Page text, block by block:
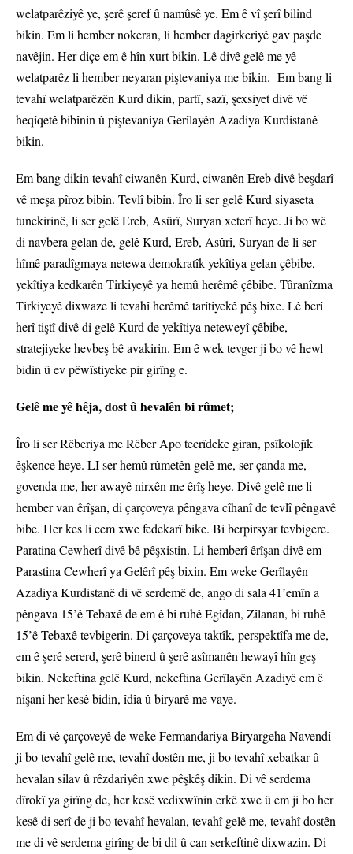
welatparêziyê ye, şerê şeref û namûsê ye. Em ê vî şerî bilind
bikin. Em li hember nokeran, li hember dagirkeriyê gav paşde
navêjin. Her diçe em ê hîn xurt bikin. Lê divê gelê me yê
welatparêz li hember neyaran piştevaniya me bikin. Em bang li
tevahî welatparêzên Kurd dikin, partî, sazî, şexsiyet divê vê
heqîqetê bibînin û piştevaniya Gerîlayên Azadiya Kurdistanê
bikin.
Em bang dikin tevahî ciwanên Kurd, ciwanên Ereb divê beşdarî
vê meşa pîroz bibin. Tevlî bibin. Îro li ser gelê Kurd siyaseta
tunekirinê, li ser gelê Ereb, Asûrî, Suryan xeterî heye. Ji bo wê
di navbera gelan de, gelê Kurd, Ereb, Asûrî, Suryan de li ser
hîmê paradîgmaya netewa demokratîk yekîtiya gelan çêbibe,
yekîtiya kedkarên Tirkiyeyê ya hemû herêmê çêbibe. Tûranîzma
Tirkiyeyê dixwaze li tevahî herêmê tarîtiyekê pêş bixe. Lê berî
herî tiştî divê di gelê Kurd de yekîtiya neteweyî çêbibe,
stratejiyeke hevbeş bê avakirin. Em ê wek tevger ji bo vê hewl
bidin û ev pêwîstiyeke pir girîng e.
Gelê me yê hêja, dost û hevalên bi rûmet;
Îro li ser Rêberiya me Rêber Apo tecrîdeke giran, psîkolojîk
êşkence heye. LI ser hemû rûmetên gelê me, ser çanda me,
govenda me, her awayê nirxên me êrîş heye. Divê gelê me li
hember van êrîşan, di çarçoveya pêngava cîhanî de tevlî pêngavê
bibe. Her kes li cem xwe fedekarî bike. Bi berpirsyar tevbigere.
Paratina Cewherî divê bê pêşxistin. Li hemberî êrîşan divê em
Parastina Cewherî ya Gelêrî pêş bixin. Em weke Gerîlayên
Azadiya Kurdistanê di vê serdemê de, ango di sala 41’emîn a
pêngava 15’ê Tebaxê de em ê bi ruhê Egîdan, Zîlanan, bi ruhê
15’ê Tebaxê tevbigerin. Di çarçoveya taktîk, perspektîfa me de,
em ê şerê sererd, şerê binerd û şerê asîmanên hewayî hîn geş
bikin. Nekeftina gelê Kurd, nekeftina Gerîlayên Azadiyê em ê
nîşanî her kesê bidin, îdîa û biryarê me vaye.
Em di vê çarçoveyê de weke Fermandariya Biryargeha Navendî
ji bo tevahî gelê me, tevahî dostên me, ji bo tevahî xebatkar û
hevalan silav û rêzdariyên xwe pêşkêş dikin. Di vê serdema
dîrokî ya girîng de, her kesê vedixwînin erkê xwe û em ji bo her
kesê di serî de ji bo tevahî hevalan, tevahî gelê me, tevahî dostên
me di vê serdema girîng de bi dil û can serkeftinê dixwazin. Di